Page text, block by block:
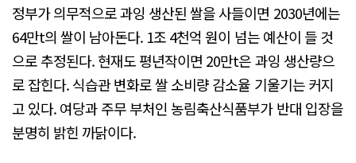
정부가 의무적으로 과잉 생산된 쌀을 사들이면 2030년에는
64만t의 쌀이 남아돈다. 1조 4천억 원이 넘는 예산이 들 것
으로 추정된다. 현재도 평년작이면 20만t은 과잉 생산량으
로 잡힌다. 식습관 변화로 쌀 소비량 감소율 기울기는 커지
고 있다. 여당과 주무 부처인 농림축산식품부가 반대 입장을
분명히 밝힌 까닭이다.